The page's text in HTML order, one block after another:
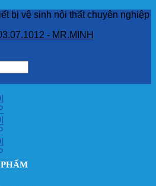
bị vệ sinh nội thất chuyên nghiệp
- MR.MINH